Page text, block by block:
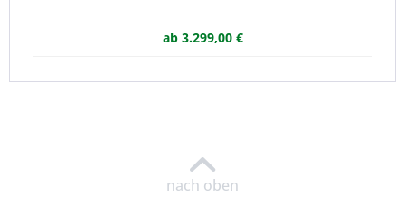
ab 3.299,00 €
nach oben